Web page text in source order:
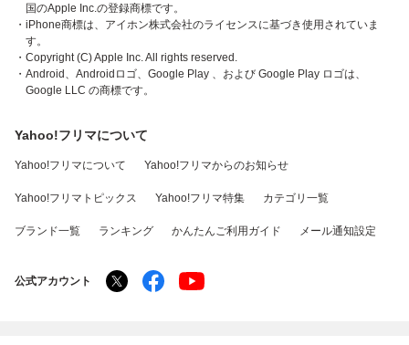
国のApple Inc.の登録商標です。
・iPhone商標は、アイホン株式会社のライセンスに基づき使用されていま
す。
・Copyright (C) Apple Inc. All rights reserved.
・Android、Androidロゴ、Google Play 、および Google Play ロゴは、
Google LLC の商標です。
Yahoo!フリマについて
Yahoo!フリマについて Yahoo!フリマからのお知らせ
Yahoo!フリマトピックス Yahoo!フリマ特集 カテゴリ一覧
ブランド一覧 ランキング かんたんご利用ガイド メール通知設定
公式アカウント